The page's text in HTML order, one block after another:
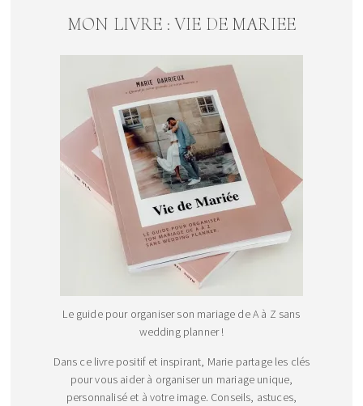
MON LIVRE : VIE DE MARIEE
Le guide pour organiser son mariage de A à Z sans
wedding planner !
Dans ce livre positif et inspirant, Marie partage les clés
pour vous aider à organiser un mariage unique,
personnalisé et à votre image. Conseils, astuces,